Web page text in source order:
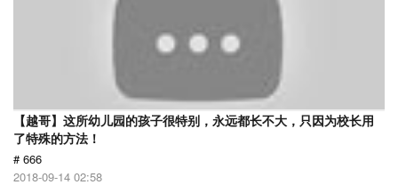
【越哥】这所幼儿园的孩子很特别，永远都长不大，只因为校长用
了特殊的方法！
# 666
2018-09-14 02:58